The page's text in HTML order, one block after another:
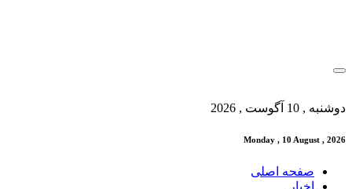
دوشنبه , 10 آگوست , 2026
Monday , 10 August , 2026
صفحه اصلی
اخبار